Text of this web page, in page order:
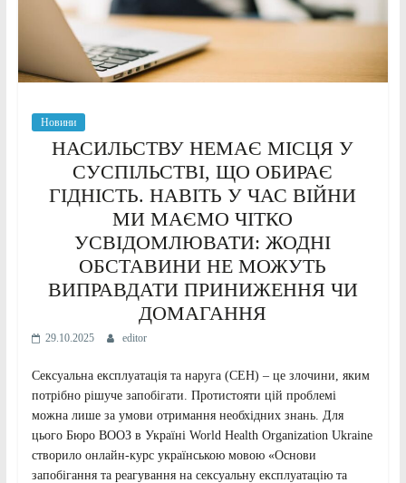
Новини
НАСИЛЬСТВУ НЕМАЄ МІСЦЯ У
СУСПІЛЬСТВІ, ЩО ОБИРАЄ
ГІДНІСТЬ. НАВІТЬ У ЧАС ВІЙНИ
МИ МАЄМО ЧІТКО
УСВІДОМЛЮВАТИ: ЖОДНІ
ОБСТАВИНИ НЕ МОЖУТЬ
ВИПРАВДАТИ ПРИНИЖЕННЯ ЧИ
ДОМАГАННЯ
29.10.2025 editor
Сексуальна експлуатація та наруга (СЕН) – це злочини, яким
потрібно рішуче запобігати. Протистояти цій проблемі
можна лише за умови отримання необхідних знань. Для
цього Бюро ВООЗ в Україні World Health Organization Ukraine
створило онлайн-курс українською мовою «Основи
запобігання та реагування на сексуальну експлуатацію та